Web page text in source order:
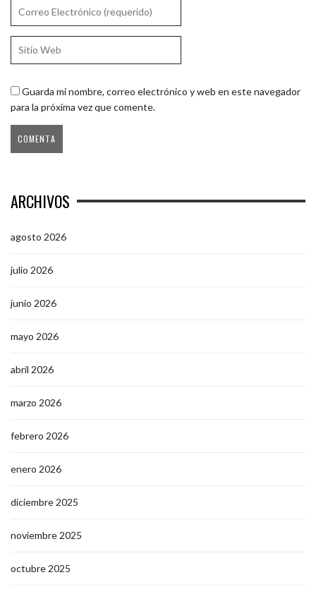
Guarda mi nombre, correo electrónico y web en este navegador
para la próxima vez que comente.
ARCHIVOS
agosto 2026
julio 2026
junio 2026
mayo 2026
abril 2026
marzo 2026
febrero 2026
enero 2026
diciembre 2025
noviembre 2025
octubre 2025